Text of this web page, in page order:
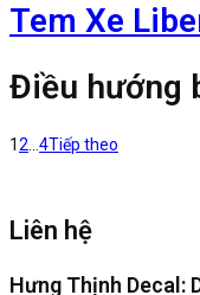
Tem Xe
Điều hướng
12 4Tiếp theo
Liên hệ
Hưng Thịnh Decal: